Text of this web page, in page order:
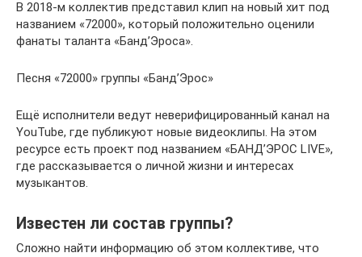
В 2018-м коллектив представил клип на новый хит под
названием «72000», который положительно оценили
фанаты таланта «Банд’Эроса».
Песня «72000» группы «Банд’Эрос»
Ещё исполнители ведут неверифицированный канал на
YouTube, где публикуют новые видеоклипы. На этом
ресурсе есть проект под названием «БАНД’ЭРОС LIVE»,
где рассказывается о личной жизни и интересах
музыкантов.
Известен ли состав группы?
Сложно найти информацию об этом коллективе, что